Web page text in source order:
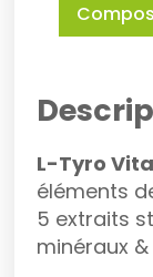
L-Tyro
éléments
5 extraits
minéraux